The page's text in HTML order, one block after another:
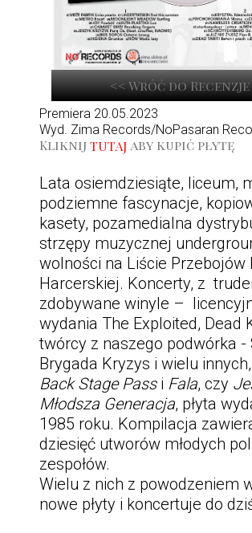
<< Wróć do Recenzje
Premiera 20.05.2023
Wyd. Zima Records/NoPasaran
KliknijTUTAJ aby kupić płytę
Lata osiemdziesiąte, liceum,
podziemne fascynacje,
kasety, pozamedialna
strzępy muzycznej
wolności na Liście Przebojów
Harcerskiej. Koncerty, z
zdobywane winyle –
wydania The Exploited, Dead
twórcy z naszego podwórka -
Brygada Kryzys i wielu
Back Stage Passi Fala, czy
Młodsza Generacja, płyta
1985 roku. Kompilacja
dziesięć utworów młodych
zespołów.
Wielu z nich z powodzeniem
nowe płyty i koncertuje do